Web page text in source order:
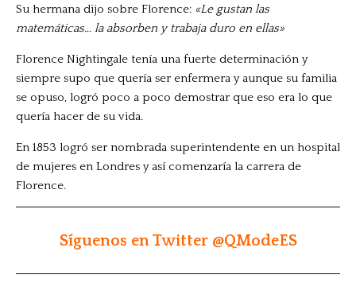
Su hermana dijo sobre Florence: «Le gustan las
matemáticas… la absorben y trabaja duro en ellas»
Florence Nightingale tenía una fuerte determinación y
siempre supo que quería ser enfermera y aunque su familia
se opuso, logró poco a poco demostrar que eso era lo que
quería hacer de su vida.
En 1853 logró ser nombrada superintendente en un hospital
de mujeres en Londres y así comenzaría la carrera de
Florence.
Síguenos en Twitter @QModeES